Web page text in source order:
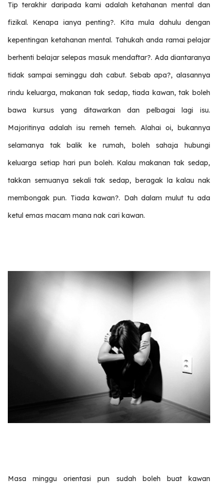
Tip terakhir daripada kami adalah ketahanan mental dan
fizikal. Kenapa ianya penting?. Kita mula dahulu dengan
kepentingan ketahanan mental. Tahukah anda ramai pelajar
berhenti belajar selepas masuk mendaftar?. Ada diantaranya
tidak sampai seminggu dah cabut. Sebab apa?, alasannya
rindu keluarga, makanan tak sedap, tiada kawan, tak boleh
bawa kursus yang ditawarkan dan pelbagai lagi isu.
Majoritinya adalah isu remeh temeh. Alahai oi, bukannya
selamanya tak balik ke rumah, boleh sahaja hubungi
keluarga setiap hari pun boleh. Kalau makanan tak sedap,
takkan semuanya sekali tak sedap, beragak la kalau nak
membongak pun. Tiada kawan?. Dah dalam mulut tu ada
ketul emas macam mana nak cari kawan.
Masa minggu orientasi pun sudah boleh buat kawan